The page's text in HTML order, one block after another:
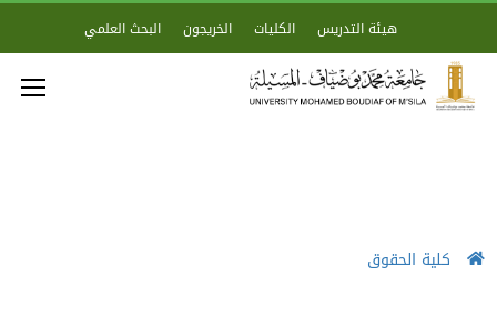
هيئة التدريس الكليات الخريجون البحث العلمي
كلية الحقوق